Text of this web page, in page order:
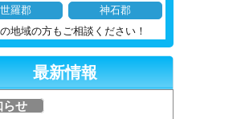
世羅郡
神石郡
地域の方もご相談ください！
最新情報
らせ